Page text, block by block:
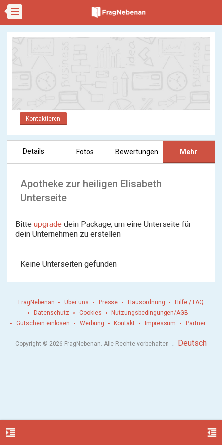
Kontaktieren
Details Fotos Bewertungen Mehr
Apotheke zur heiligen Elisabeth
Unterseite
Bitte upgrade dein Package, um eine Unterseite für
dein Unternehmen zu erstellen
Keine Unterseiten gefunden
format_indent_increase format_indent_decrease
FragNebenan Über uns Presse Hausordnung
Hilfe / FAQ
Datenschutz
Cookies
Nutzungsbedingungen/AGB
Gutschein einlösen
Werbung Kontakt Impressum Partner
Copyright © 2026 FragNebenan. Alle Rechte vorbehalten . Deutsch